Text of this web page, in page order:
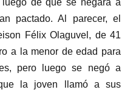
pactado. Al parecer, el
Félix Olaguvel, de 41
a la menor de edad para
pero luego se negó a
la joven llamó a sus